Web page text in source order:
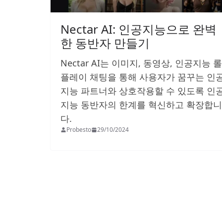
Nectar AI: 인공지능으로 완벽
한 동반자 만들기
Nectar AI는 이미지, 동영상, 인공지능 롤
플레이 채팅을 통해 사용자가 꿈꾸는 인
지능 파트너와 상호작용할 수 있도록 인
지능 동반자의 한계를 혁신하고 확장합니
다.
Probesto 29/10/2024